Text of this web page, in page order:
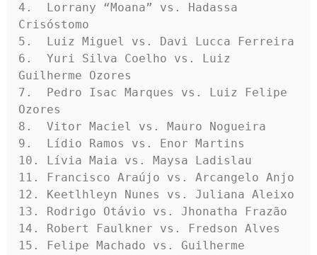
4.  Lorrany “Moana” vs. Hadassa
Crisóstomo
5.  Luiz Miguel vs. Davi Lucca Ferreira
6.  Yuri Silva Coelho vs. Luiz
Guilherme Ozores
7.  Pedro Isac Marques vs. Luiz Felipe
Ozores
8.  Vitor Maciel vs. Mauro Nogueira
9.  Lídio Ramos vs. Enor Martins
10. Lívia Maia vs. Maysa Ladislau
11. Francisco Araújo vs. Arcangelo Anjo
12. Keetlhleyn Nunes vs. Juliana Aleixo
13. Rodrigo Otávio vs. Jhonatha Frazão
14. Robert Faulkner vs. Fredson Alves
15. Felipe Machado vs. Guilherme